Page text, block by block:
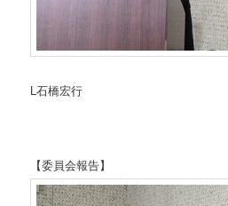
L石橋宏行
【委員会報告】